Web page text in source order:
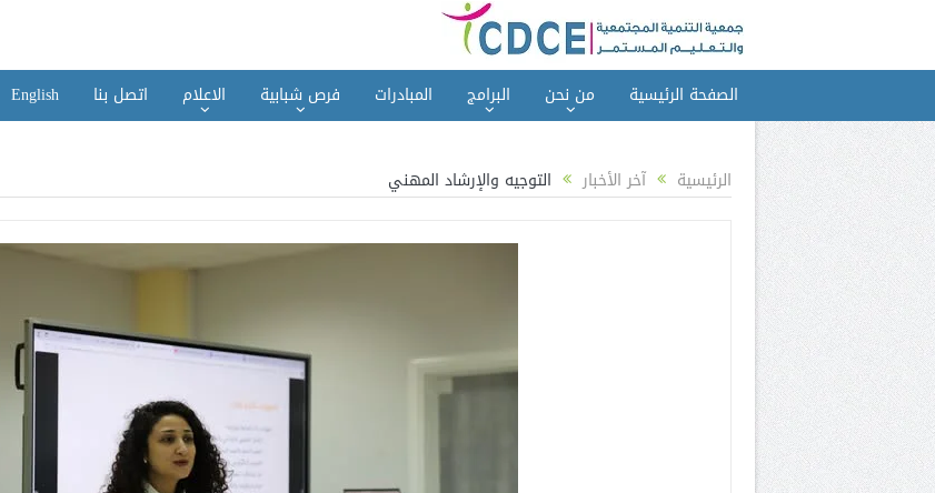
الصفحة الرئيسية من نحن البرامج المبادرات فرص شبابية الاعلام اتصل بنا English
الرئيسية آخر الأخبار التوجيه والإرشاد المهني